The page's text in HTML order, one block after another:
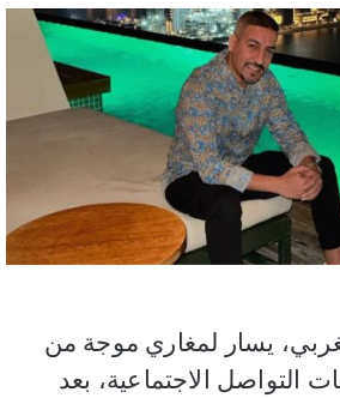
يسار لمغاري موجة من
التواصل الاجتماعية، بعد